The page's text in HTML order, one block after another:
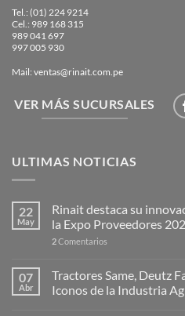
Tel.: (01) 224 9214
Cel.: 989 168 315
989 041 697
997 005 930
Mail: ventas@rinait.com.pe
VER MÁS SUCURSALES
ULTIMAS NOTICIAS
22
May
Rinait destaca su
la Expo Proveedores
2Comentarios
07
Abr
Tractores Same, Deutz
Iconos de la Industria